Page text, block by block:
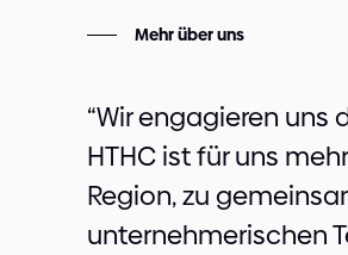
Mehr über uns
“Wir engagieren
HTHC ist für uns
Region, zu
unternehmerischen